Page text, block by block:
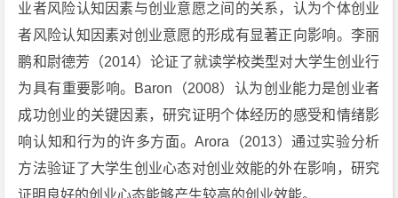
业者风险认知因素与创业意愿之间的关系，认为个体创业
者风险认知因素对创业意愿的形成有显著正向影响。李丽
鹏和尉德芳（2014）论证了就读学校类型对大学生创业行
为具有重要影响。Baron（2008）认为创业能力是创业者
成功创业的关键因素，研究证明个体经历的感受和情绪影
响认知和行为的许多方面。Arora（2013）通过实验分析
方法验证了大学生创业心态对创业效能的外在影响，研究
证明良好的创业心态能够产生较高的创业效能。